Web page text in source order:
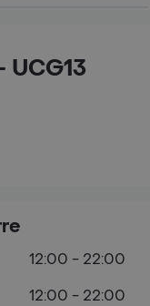
UCG13
12:00 - 22:00
12:00 - 22:00